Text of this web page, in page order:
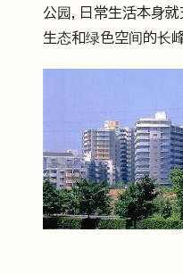
公园，日常生活本身
生态和绿色空间的长